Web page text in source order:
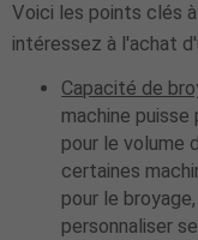
Voici les points clés
intéressez à l'achat
Capacité de
machine
pour le volume
certaines
pour le
personnaliser